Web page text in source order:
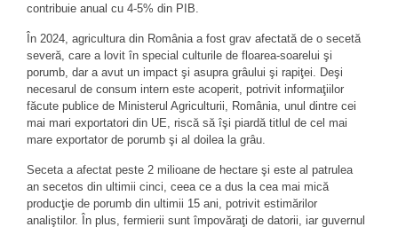
contribuie anual cu 4-5% din PIB.
În 2024, agricultura din România a fost grav afectată de o secetă
severă, care a lovit în special culturile de floarea-soarelui şi
porumb, dar a avut un impact şi asupra grâului şi rapiţei. Deşi
necesarul de consum intern este acoperit, potrivit informaţiilor
făcute publice de Ministerul Agriculturii, România, unul dintre cei
mai mari exportatori din UE, riscă să îşi piardă titlul de cel mai
mare exportator de porumb şi al doilea la grâu.
Seceta a afectat peste 2 milioane de hectare şi este al patrulea
an secetos din ultimii cinci, ceea ce a dus la cea mai mică
producţie de porumb din ultimii 15 ani, potrivit estimărilor
analiştilor. În plus, fermierii sunt împovăraţi de datorii, iar guvernul